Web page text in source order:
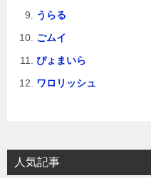
うらる
ごムイ
ぴょまいら
ワロリッシュ
人気記事